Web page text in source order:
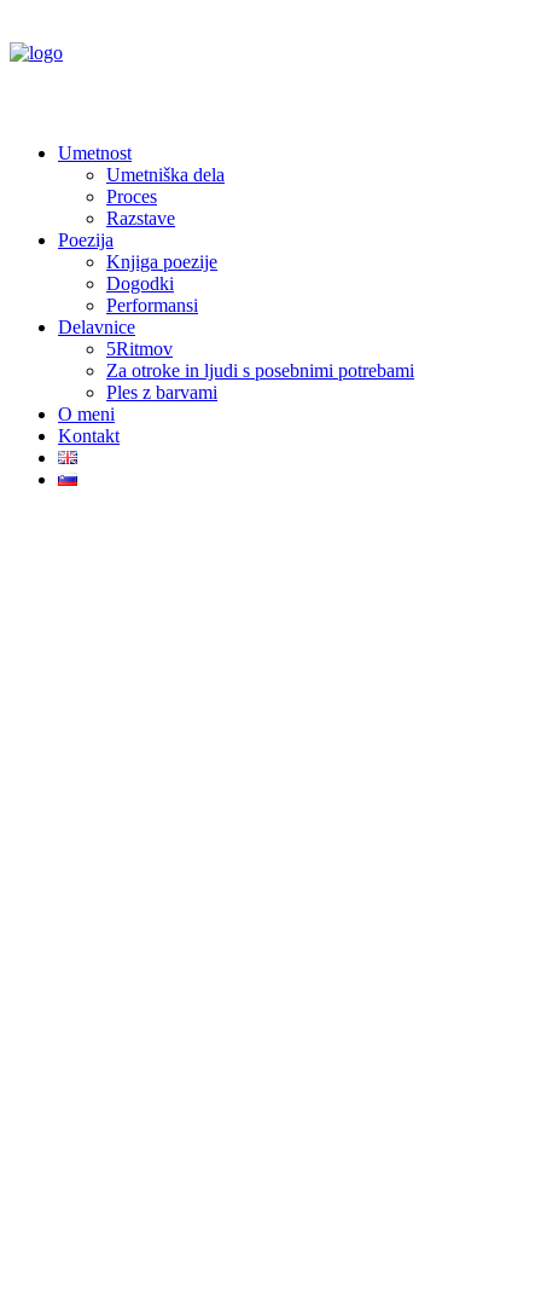
Umetnost
Umetniška dela
Proces
Razstave
Poezija
Knjiga poezije
Dogodki
Performansi
Delavnice
5Ritmov
Za otroke in ljudi s posebnimi potrebami
Ples z barvami
O meni
Kontakt